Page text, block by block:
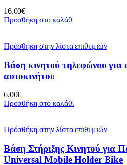
16.00€
Προσθήκη στο καλάθι
Πρόσθήκη στην λίστα επιθυμιών
Βάση κινητού τηλεφώνου για
αυτοκινήτου
6.00€
Προσθήκη στο καλάθι
Πρόσθήκη στην λίστα επιθυμιών
Βάση Στήριξης Κινητού για
Universal Mobile Holder Bike